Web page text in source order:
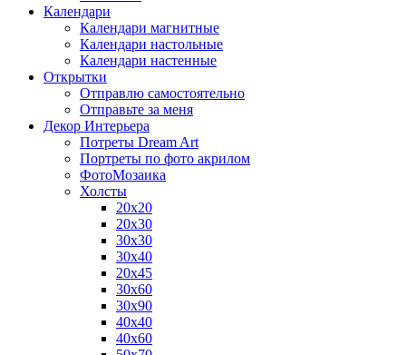
Календари
Календари магнитные
Календари настольные
Календари настенные
Открытки
Отправлю самостоятельно
Отправьте за меня
Декор Интерьера
Потреты Dream Art
Портреты по фото акрилом
ФотоМозаика
Холсты
20х20
20х30
30х30
30х40
20х45
30х60
30х90
40х40
40х60